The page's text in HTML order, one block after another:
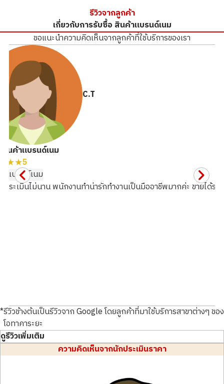
สะอาด
สาขา
Donki Mall Thong
lor
สภาพสินค้า
รายละเอียด สะอาดมาก
สาขา
Donki Mall Thong
lor
รับซื้อเมื่อ : ธันวาคม 2025
CHANEL Boy Chanel Bag in
รับซื้อเมื่อ : ธันวาคม 2025
CHANEL Vanity Top Handle
กาลเวลาหรือโดนแสงแดด
ไม่มีอุปกรณ์เสริม
ไม่มีสายสะพาย กล่อง หรือใบรับ
ประกันเหมือนตอนซื้อมาใหม่
มีคราบฝังลึกภายใน
มีรอยคราบเปื้อนฝังลึกอยู่ภายใน
กระเป๋า
มีคราบสกปรกบนหนังคาวไฮด์
สีของหนังเปลี่ยนไปตามกาลเวลา
LOUIS VUITTON
GUCCI
Patek Philippe
Audemars Piguet
Vacheron Constantin
Breguet
A. Lange & Söhne
รีวิวจากลูกค้า
เกี่ยวกับการรับซื้อ สินค้าแบรนด์เนม
ขอแนะนำความคิดเห็นจากลูกค้าที่ใช้บริการของเรา
C.T
นค้าแบรนด์เนม
5
แบรนด์เนม
าประเมินไม่นาน พนักงานทำน่ารักทำงานเป็นมืออาชีพมากค่ะ ขายได้รา
*รีวิวข้างต้นเป็นรีวิวจาก Google โดยลูกค้าที่มาใช้บริการสาขาต่างๆ ของ
โอทาคาระยะ
ดูรีวิวเพิ่มเติม
ความคิดเห็นจากนักประเมินราคา